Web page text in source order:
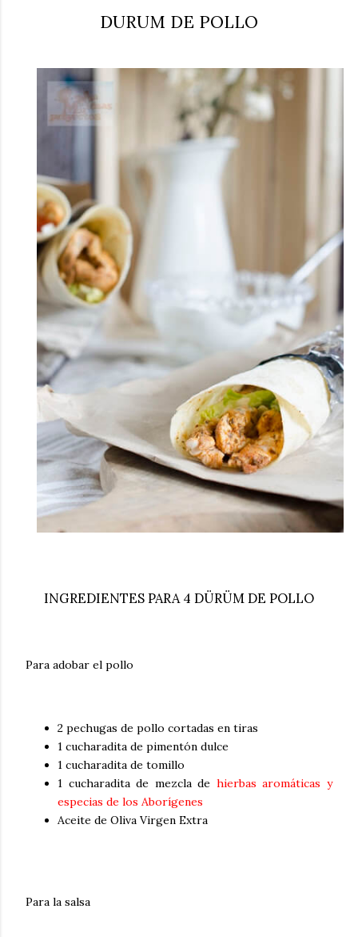
DURUM DE POLLO
INGREDIENTES PARA 4 DÜRÜM DE POLLO
Para adobar el pollo
2 pechugas de pollo cortadas en tiras
1 cucharadita de pimentón dulce
1 cucharadita de tomillo
1 cucharadita de mezcla de hierbasaromáticas y
especias de los Aborígenes
Aceite de Oliva Virgen Extra
Para la salsa